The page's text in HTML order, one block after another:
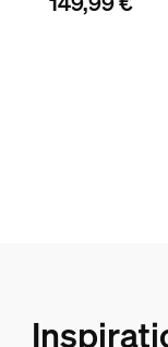
LED integriert
Farbtemperatur
Was ist